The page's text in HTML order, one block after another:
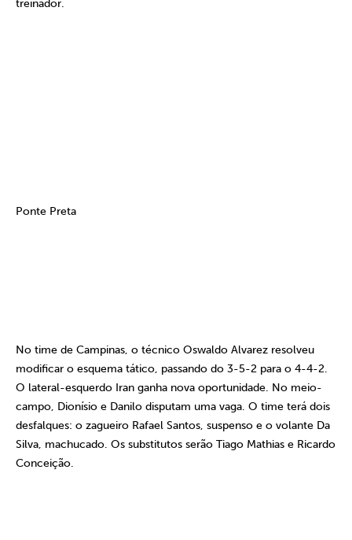
treinador.
Ponte Preta
No time de Campinas, o técnico Oswaldo Alvarez resolveu
modificar o esquema tático, passando do 3-5-2 para o 4-4-2.
O lateral-esquerdo Iran ganha nova oportunidade. No meio-
campo, Dionísio e Danilo disputam uma vaga. O time terá dois
desfalques: o zagueiro Rafael Santos, suspenso e o volante Da
Silva, machucado. Os substitutos serão Tiago Mathias e Ricardo
Conceição.